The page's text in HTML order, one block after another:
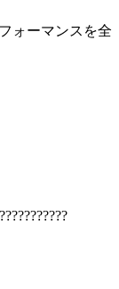
ォーマンスを全